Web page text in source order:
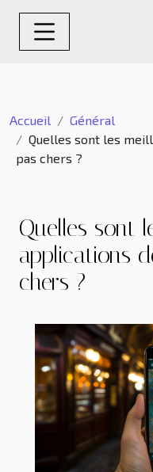
Accueil
Général
Quelles sont les
pas chers ?
Quelles sont
applications
chers ?